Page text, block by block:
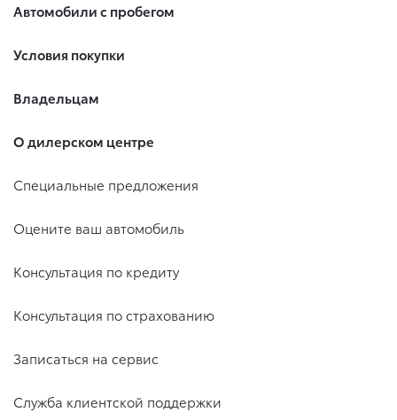
Автомобили с пробегом
Условия покупки
Владельцам
О дилерском центре
Специальные предложения
Оцените ваш автомобиль
Консультация по кредиту
Консультация по страхованию
Записаться на сервис
Служба клиентской поддержки